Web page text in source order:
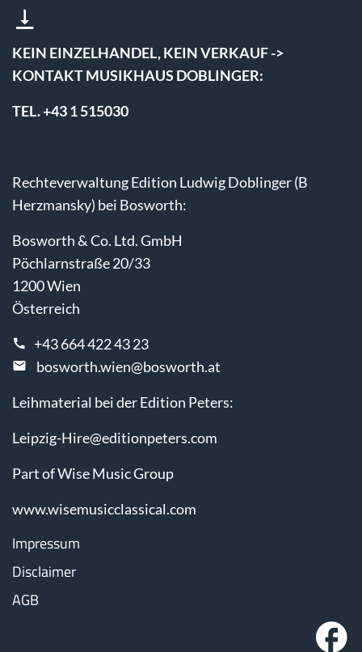
KEIN EINZELHANDEL, KEIN VERKAUF ->
KONTAKT MUSIKHAUS DOBLINGER:
TEL. +43 1 515030
Rechteverwaltung Edition Ludwig Doblinger (B
Herzmansky) bei Bosworth:
Bosworth & Co. Ltd. GmbH
Pöchlarnstraße 20/33
1200 Wien
Österreich
+43 664 422 43 23
bosworth.wien@bosworth.at
Leihmaterial bei der Edition Peters:
Leipzig-Hire@editionpeters.com
Part of Wise Music Group
www.wisemusicclassical.com
Impressum
Disclaimer
AGB